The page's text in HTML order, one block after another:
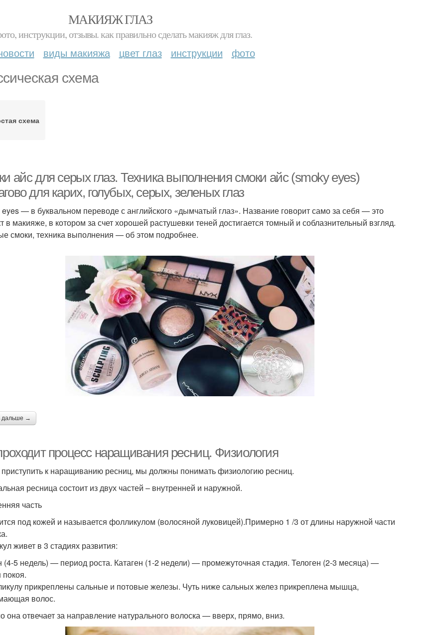
МАКИЯЖ ГЛАЗ
инструкции, отзывы. как правильно сделать макияж для глаз.
виды макияжа цвет глаз инструкции фото
схема
схема
айс для серых глаз. Техника выполнения смоки айс (smoky eyes)
для карих, голубых, серых, зеленых глаз
— в буквальном переводе с английского «дымчатый глаз». Название говорит само за себя — это
в макияже, в котором за счет хорошей растушевки теней достигается томный и соблазнительный взгляд.
смоки, техника выполнения — об этом подробнее.
дальше →
процесс наращивания ресниц. Физиология
к наращиванию ресниц, мы должны понимать физиологию ресниц.
ресница состоит из двух частей – внутренней и наружной.
часть
под кожей и называется фолликулом (волосяной луковицей).Примерно 1 /3 от длины наружной части
живет в 3 стадиях развития:
(4-5 недель) — период роста. Катаген (1-2 недели) — промежуточная стадия. Телоген (2-3 месяца) —
покоя.
прикреплены сальные и потовые железы. Чуть ниже сальных желез прикреплена мышца,
волос.
она отвечает за направление натурального волоска — вверх, прямо, вниз.